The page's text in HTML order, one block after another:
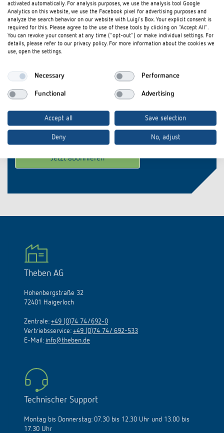
Bleiben Sie up-to-date mit
unserem Newsletter!
Theben AG
Hohenbergstraße 32
72401 Haigerloch
Zentrale: +49 (0)74 74/692-0
Vertriebsservice: +49 (0)74 74/ 692-533
E-Mail: info@theben.de
Technischer Support
Montag bis Donnerstag: 07.30 bis 12.30 Uhr und 13.00 bis
17.30 Uhr
activated automatically. For analysis purposes, we use the analysis tool Google
Analytics on this website, we use the Facebook pixel for advertising purposes and
analyze the search behavior on our website with Luigi's Box. Your explicit consent is
required for this. Please agree to the use of these tools by clicking on "Accept All".
You can revoke your consent at any time ("opt-out") or make individual settings. For
details, please refer to our privacy policy. For more information about the cookies we
use, open the settings.
Necessary Performance
Functional Advertising
Accept all Save selection
Deny No, adjust